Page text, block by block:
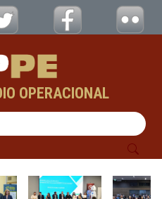
de Integração
OPERACIONAL